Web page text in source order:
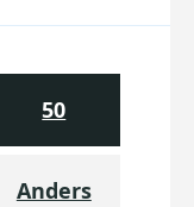
50
Anders